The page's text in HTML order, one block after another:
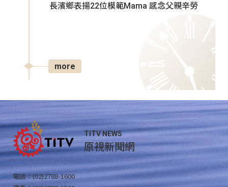
長濱鄉表揚22位模範Mama 感念父親辛勞
more
TITV NEWS
原視新聞網
電話：(02)2788-1600